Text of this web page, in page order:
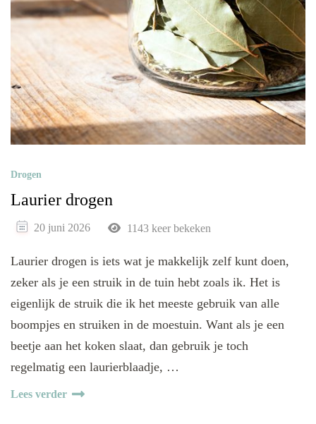
Drogen
Laurier drogen
20 juni 2026 1143 keer bekeken
Laurier drogen is iets wat je makkelijk zelf kunt doen,
zeker als je een struik in de tuin hebt zoals ik. Het is
eigenlijk de struik die ik het meeste gebruik van alle
boompjes en struiken in de moestuin. Want als je een
beetje aan het koken slaat, dan gebruik je toch
regelmatig een laurierblaadje, …
Lees verder